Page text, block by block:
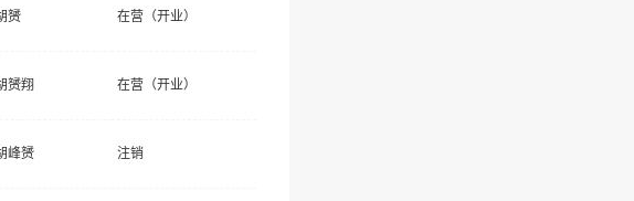
赟 在营（开业）
赟翔 在营（开业）
峰赟 注销